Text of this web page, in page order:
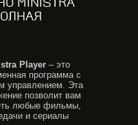
MINISTRA
Player – это
программа с
управлением. Эта
позволит вам
любые фильмы,
и сериалы